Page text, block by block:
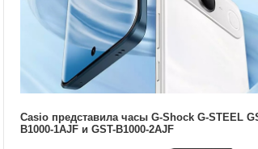
Casio представила часы G-Shock G-STEEL
B1000-1AJF и GST-B1000-2AJF